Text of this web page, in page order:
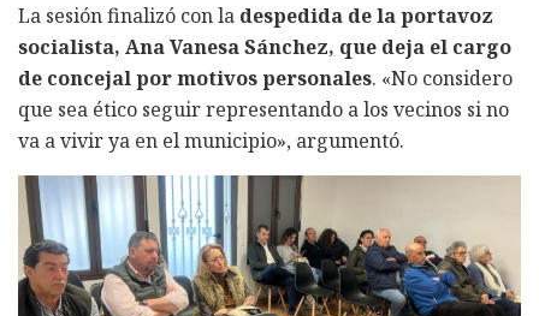
La sesión finalizó con la despedida de la portavoz
socialista, Ana Vanesa Sánchez, que deja el cargo
de concejal por motivos personales. «No considero
que sea ético seguir representando a los vecinos si no
va a vivir ya en el municipio», argumentó.